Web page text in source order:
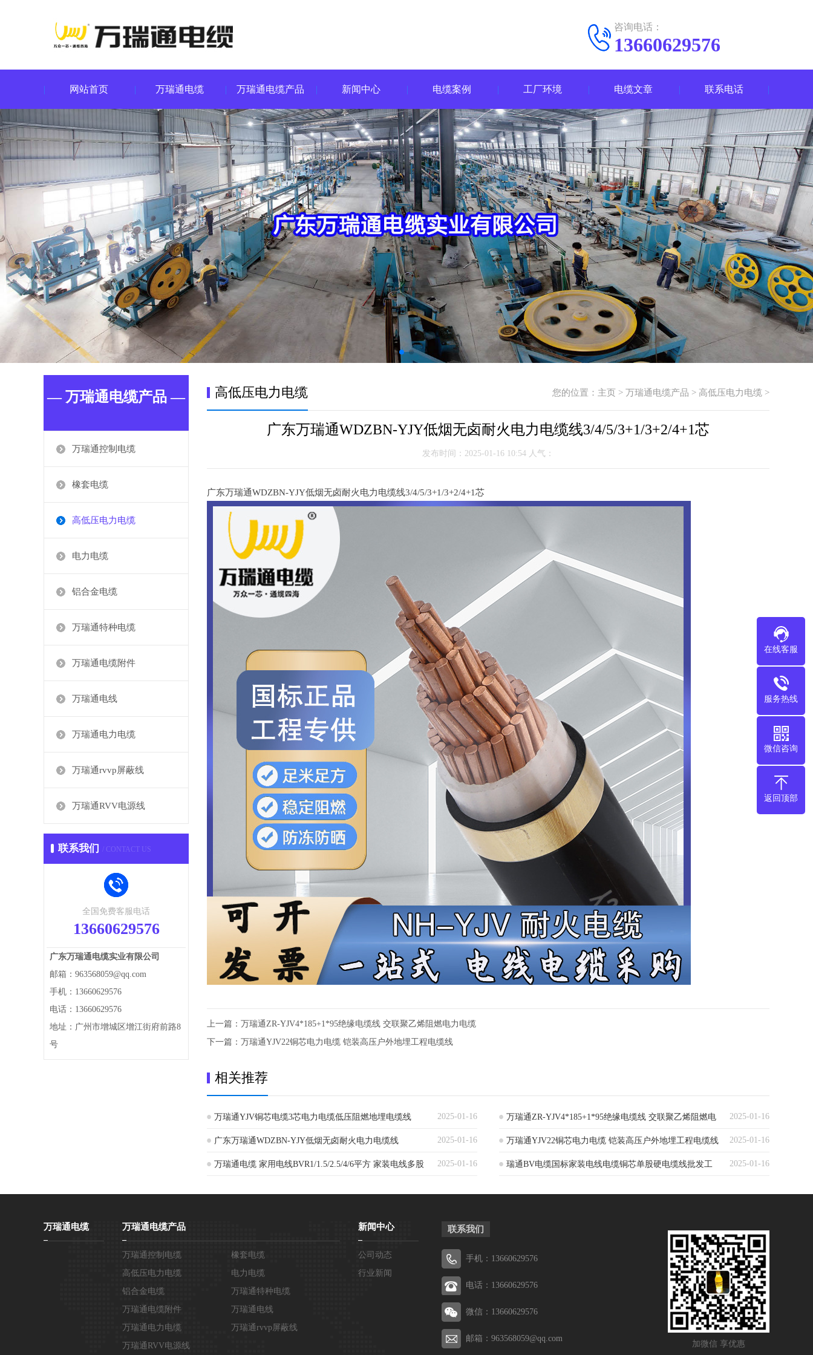
咨询电话：
13660629576
网站首页 万瑞通电缆 万瑞通电缆产品 新闻中心 电缆案例 工厂环境 电缆文章 联系电话
— 万瑞通电缆产品 —
万瑞通控制电缆
橡套电缆
高低压电力电缆
电力电缆
铝合金电缆
万瑞通特种电缆
万瑞通电缆附件
万瑞通电线
万瑞通电力电缆
万瑞通rvvp屏蔽线
万瑞通RVV电源线
联系我们 / CONTACT US
全国免费客服电话
13660629576
广东万瑞通电缆实业有限公司
邮箱：963568059@qq.com
手机：13660629576
电话：13660629576
地址：广州市增城区增江街府前路8
号
您的位置： 主页 > 万瑞通电缆产品 > 高低压电力电缆 >
高低压电力电缆
广东万瑞通WDZBN-YJY低烟无卤耐火电力电缆线3/4/5/3+1/3+2/4+1芯
发布时间：2025-01-16 10:54 人气：
广东万瑞通WDZBN-YJY低烟无卤耐火电力电缆线3/4/5/3+1/3+2/4+1芯
上一篇： 万瑞通ZR-YJV4*185+1*95绝缘电缆线 交联聚乙烯阻燃电力电缆
下一篇： 万瑞通YJV22铜芯电力电缆 铠装高压户外地埋工程电缆线
相关推荐
2025-01-16
万瑞通YJV铜芯电缆3芯电力电缆低压阻燃地埋电缆线 2025-01-16
万瑞通ZR-YJV4*185+1*95绝缘电缆线 交联聚乙烯阻燃电
力电缆
2025-01-16
广东万瑞通WDZBN-YJY低烟无卤耐火电力电缆线
3/4/5/3+1/3+2/4+1芯
2025-01-16
万瑞通YJV22铜芯电力电缆 铠装高压户外地埋工程电缆线
2025-01-16
万瑞通电缆 家用电线BVR1/1.5/2.5/4/6平方 家装电线多股 2025-01-16
瑞通BV电缆国标家装电线电缆铜芯单股硬电缆线批发工
万瑞通电缆 万瑞通电缆产品
万瑞通控制电缆
橡套电缆
高低压电力电缆
电力电缆
铝合金电缆
万瑞通特种电缆
万瑞通电缆附件
万瑞通电线
万瑞通电力电缆
万瑞通rvvp屏蔽线
万瑞通RVV电源线
新闻中心
公司动态
行业新闻
加微信 享优惠
联系我们
手机：13660629576
电话：13660629576
微信：13660629576
邮箱：963568059@qq.com
在线客服
服务热线
微信咨询
返回顶部